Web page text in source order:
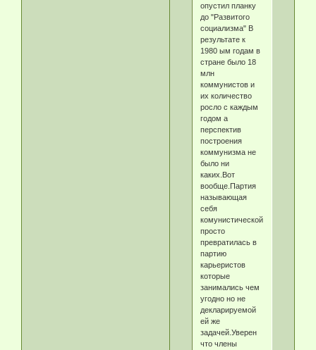
опустил планку
до "Развитого
социализма" В
результате к
1980 ым годам в
стране было 18
млн
коммунистов и
их количество
росло с каждым
годом а
перспектив
построения
коммунизма не
было ни
каких.Вот
вообще.Партия
называющая
себя
комунистической
просто
превратилась в
партию
карьеристов
которые
занимались чем
угодно но не
декларируемой
ей же
задачей.Уверен
что члены